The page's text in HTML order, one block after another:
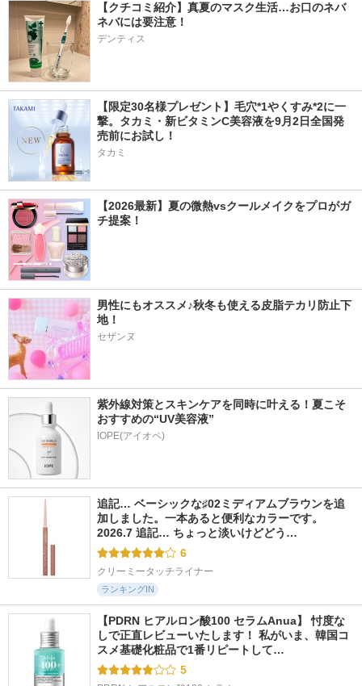
【クチコミ紹介】真夏のマスク生活…お口のネバ
ネバには要注意！
デンティス
【限定30名様プレゼント】毛穴*1やくすみ*2に一
撃。タカミ・新ビタミンC美容液を9月2日全国発
売前にお試し！
タカミ
【2026最新】夏の微熱vsクールメイクをプロがガ
チ提案！
男性にもオススメ♪秋冬も使える皮脂テカリ防止下
地！
セザンヌ
紫外線対策とスキンケアを同時に叶える！夏こそ
おすすめの“UV美容液”
IOPE(アイオペ)
追記… ベーシックな♯02ミディアムブラウンを追
加しました。一本あると便利なカラーです。
2026.7 追記… ちょっと淡いけどどう…
6
クリーミータッチライナー
ランキングIN
【PDRN ヒアルロン酸100 セラムAnua】 忖度な
しで正直レビューいたします！ 私がいま、韓国コ
スメ基礎化粧品で1番リピートして…
5